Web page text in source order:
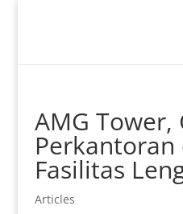
AMG Tower,
Perkantoran
Fasilitas
Articles